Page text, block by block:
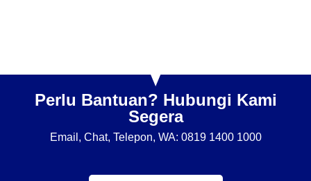
Perlu Bantuan? Hubungi Kami
Segera
Email, Chat, Telepon, WA: 0819 1400 1000